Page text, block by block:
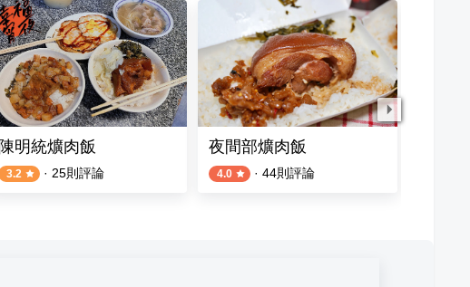
陳明統爌肉飯
3.2 · 25則評論
夜間部爌肉飯
4.0 · 44則評論